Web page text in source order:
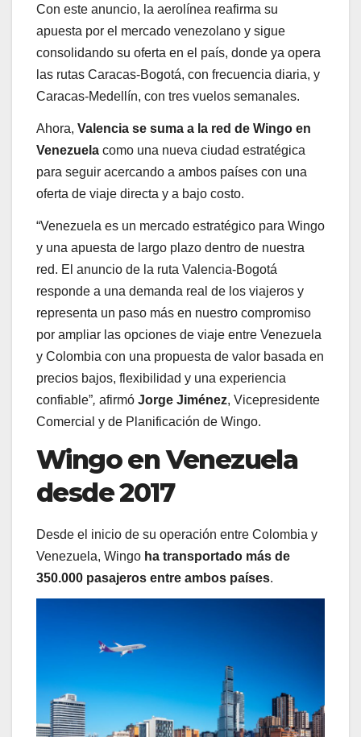
Con este anuncio, la aerolínea reafirma su
apuesta por el mercado venezolano y sigue
consolidando su oferta en el país, donde ya opera
las rutas Caracas-Bogotá, con frecuencia diaria, y
Caracas-Medellín, con tres vuelos semanales.
Ahora, Valencia se suma a la red de Wingo en
Venezuela como una nueva ciudad estratégica
para seguir acercando a ambos países con una
oferta de viaje directa y a bajo costo.
“Venezuela es un mercado estratégico para Wingo
y una apuesta de largo plazo dentro de nuestra
red. El anuncio de la ruta Valencia-Bogotá
responde a una demanda real de los viajeros y
representa un paso más en nuestro compromiso
por ampliar las opciones de viaje entre Venezuela
y Colombia con una propuesta de valor basada en
precios bajos, flexibilidad y una experiencia
confiable”, afirmó Jorge Jiménez, Vicepresidente
Comercial y de Planificación de Wingo.
Wingo en Venezuela
desde 2017
Desde el inicio de su operación entre Colombia y
Venezuela, Wingo ha transportado más de
350.000 pasajeros entre ambos países.